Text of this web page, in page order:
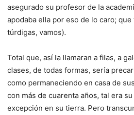
asegurado su profesor de la
apodaba ella por eso de lo caro; que
túrdigas, vamos).
Total que, así la llamaran a filas, a
clases, de todas formas, sería
como permaneciendo en casa de
con más de cuarenta años, tal era
excepción en su tierra. Pero